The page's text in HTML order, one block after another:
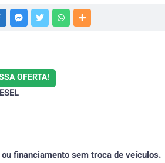
FACEBOOKMESSENGER
TWITTER WHATSAPP
OFERTA!
financiamento sem troca de veículos.